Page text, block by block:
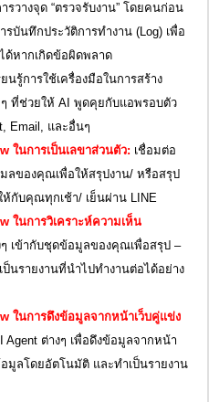
ารวางจุด “ตรวจรับงาน” โดยคนก่อน
บันทึกประวัติการทำงาน (Log) เพื่อ
ด้หากเกิดข้อผิดพลาด
ยนรู้การใช้เครื่องมือในการสร้าง
ๆ ที่ช่วยให้ AI พูดคุยกับแอพรอบตัว
Email, และอื่นๆ
ในการเป็นเลขาส่วนตัว: เชื่อมต่อ
มลของคุณเพื่อให้สรุปงาน/ หรือสรุป
ห้กับคุณทุกเช้า/ เย็นผ่าน LINE
ในการวิเคราะห์ความเห็น
ๆ เข้ากับชุดข้อมูลของคุณเพื่อสรุป –
นรายงานที่นำไปทำงานต่อได้อย่าง
ในการดึงข้อมูลจากหน้าเว็บคู่แข่ง
Agent ต่างๆ เพื่อดึงข้อมูลจากหน้า
มูลโดยอัตโนมัติ และทำเป็นรายงาน